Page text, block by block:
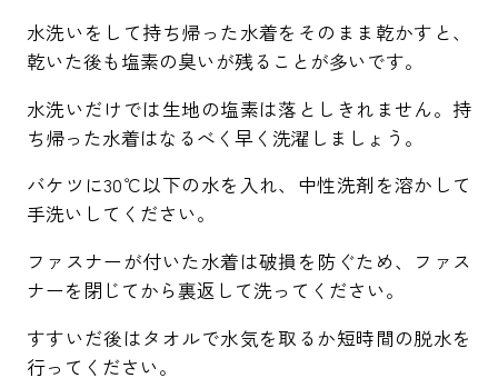
水洗いをして持ち帰った水着をそのまま乾かすと、
乾いた後も塩素の臭いが残ることが多いです。
水洗いだけでは生地の塩素は落としきれません。持
ち帰った水着はなるべく早く洗濯しましょう。
バケツに30℃以下の水を入れ、中性洗剤を溶かして
手洗いしてください。
ファスナーが付いた水着は破損を防ぐため、ファス
ナーを閉じてから裏返して洗ってください。
すすいだ後はタオルで水気を取るか短時間の脱水を
行ってください。